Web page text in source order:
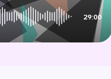
29:00